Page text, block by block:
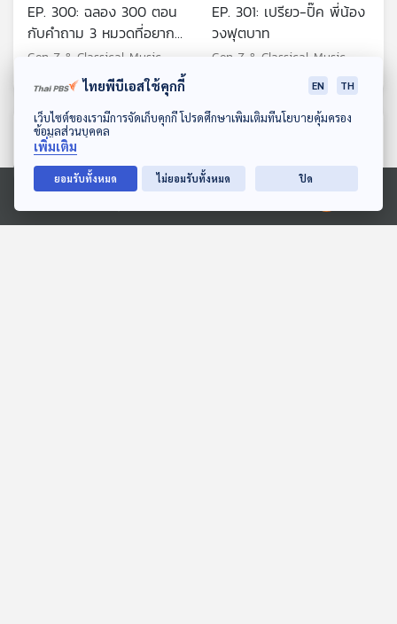
ดาวน์โหลด Thai PBS Podcast Application
Ⓒ 2020 องค์การกระจายเสียงและแพร่ภาพสาธารณะแห่งประเทศไทย
EP. 300: ฉลอง 300 ตอน
กับคำถาม 3 หมวดที่อยาก
ให้ทุกคนมาทายกัน
Gen Z & Classical Music
EP. 301: เปรียว-ปิ๊ค พี่น้อง
วงฟุตบาท
Gen Z & Classical Music
ตอนที่เกี่ยวข้อง
ไทยพีบีเอสใช้คุกกี้ EN TH
เว็บไซต์ของเรามีการจัดเก็บคุกกี้ โปรดศึกษาเพิ่มเติมที่นโยบายคุ้มครอง
ข้อมูลส่วนบุคคล
เพิ่มเติม
ยอมรับทั้งหมด ไม่ยอมรับทั้งหมด ปิด